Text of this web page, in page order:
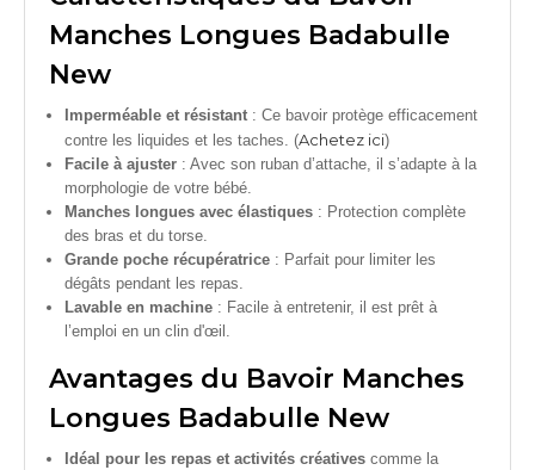
Manches Longues Badabulle
New
Imperméable et résistant : Ce bavoir protège efficacement
contre les liquides et les taches. (Achetez ici)
Facile à ajuster : Avec son ruban d’attache, il s’adapte à la
morphologie de votre bébé.
Manches longues avec élastiques : Protection complète
des bras et du torse.
Grande poche récupératrice : Parfait pour limiter les
dégâts pendant les repas.
Lavable en machine : Facile à entretenir, il est prêt à
l’emploi en un clin d'œil.
Avantages du Bavoir Manches
Longues Badabulle New
Idéal pour les repas et activités créatives comme la